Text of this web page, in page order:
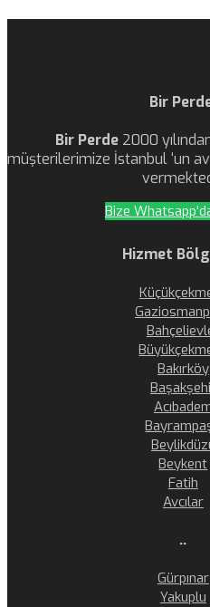
Bir
Bir Perde 2000
müşterilerimize İstanbul ‘un
Bize
Hizmet
Bakırköy
Beykent
Fatih
Avcılar
..
Gürpınar
Yakuplu